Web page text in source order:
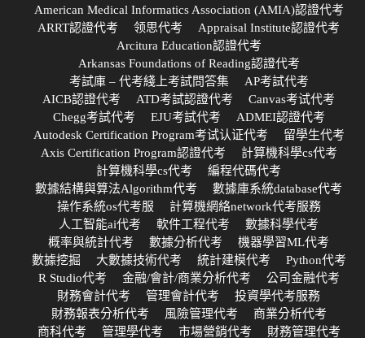
American Medical Informatics Association (AMIA)認證代考
ARRT認證代考
领思代考
Appraisal Institute認證代考
Arcitura Education認證代考
Arkansas Foundations of Reading認證代考
考試庫 – 代考綫上考試問答集
AP考試代考
AICB認證代考
ATD考試認證代考
Canvas考试代考
Chegg考試代考
EJU考試代考
ADMEI認證代考
Autodesk Certification Program考试认证代考
留學生代考
Axis Certification Program認證代考
計算機科學cs代考
計算機科學cs代考
編程代碼代考
數據結構與算法Algorithm代考
數據庫系統database代考
操作系統os代考服
計算機網絡network代考服務
人工智能ai代考
軟件工程代考
數據科學代考
概率與統計代考
數據分析代考
機器學習ML代考
數據挖掘
大數據技術代考 統計建模代考
Python代考
R Studio代考
金融/會計/商業分析代考
公司金融代考
財務會計代考
管理會計代考
投資學代考服務
財務報表分析代考
風險管理代考
商業分析代考
商科代考
管理學代考 市場營銷代考 財務管理代考